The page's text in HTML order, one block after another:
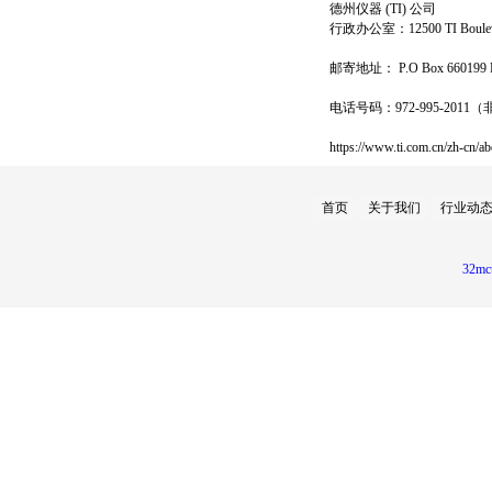
德州仪器 (TI) 公司
行政办公室：12500 TI
邮寄地址： P.O Box 660199
电话号码：972-995-2011（
https://www.ti.com.cn/zh-cn/
首页 关于我们 行业动态